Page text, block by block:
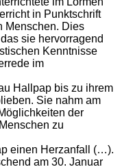
in Punktschrift
Menschen. Dies
sie hervorragend
Kenntnisse
im
Hallpap bis zu ihrem
Sie nahm am
der
zu
einen Herzanfall (…).
am 30. Januar